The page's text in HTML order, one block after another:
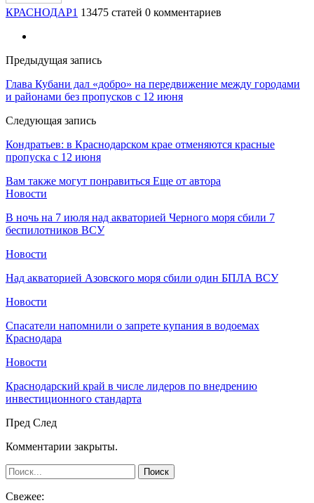
КРАСНОДАР1 13475 статей 0 комментариев
Предыдущая запись
Глава Кубани дал «добро» на передвижение между городами
и районами без пропусков с 12 июня
Следующая запись
Кондратьев: в Краснодарском крае отменяются красные
пропуска с 12 июня
Вам также могут понравиться Еще от автора
Новости
В ночь на 7 июля над акваторией Черного моря сбили 7
беспилотников ВСУ
Новости
Над акваторией Азовского моря сбили один БПЛА ВСУ
Новости
Спасатели напомнили о запрете купания в водоемах
Краснодара
Новости
Краснодарский край в числе лидеров по внедрению
инвестиционного стандарта
Пред След
Комментарии закрыты.
Свежее: